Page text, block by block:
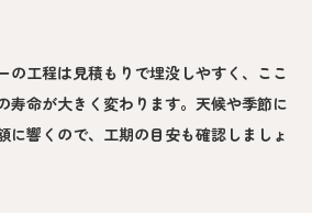
の工程は見積もりで埋没しやすく、ここ
寿命が大きく変わります。天候や季節に
に響くので、工期の目安も確認しましょ